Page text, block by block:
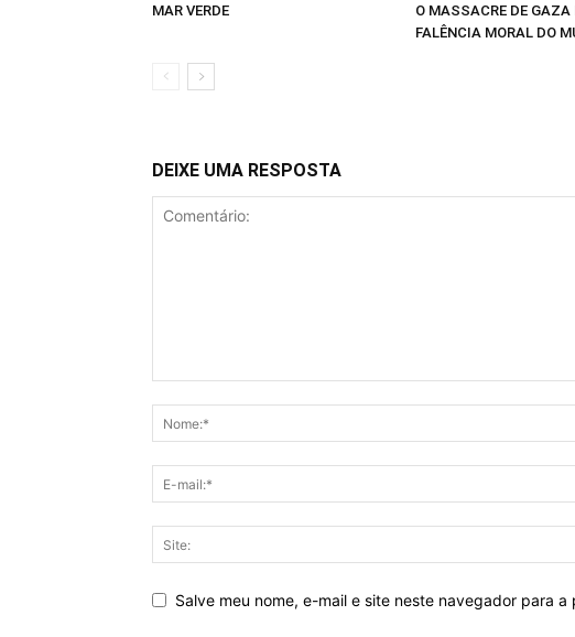
MAR VERDE
O MASSACRE DE GAZA
FALÊNCIA MORAL DO
DEIXE UMA RESPOSTA
Salve meu nome, e-mail e site neste navegador para